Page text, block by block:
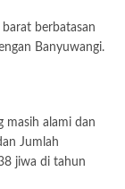
berbatasan
Banyuwangi.
masih alami dan
Jumlah
jiwa di tahun